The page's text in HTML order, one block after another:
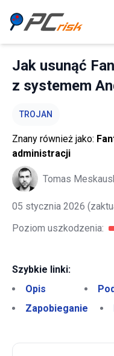
Jak usunąć
z systemem
TROJAN
Znany również jako:
administracji
Tomas
05 stycznia 2026
Poziom uszkodzenia:
Szybkie linki:
Opis
Zapobieganie